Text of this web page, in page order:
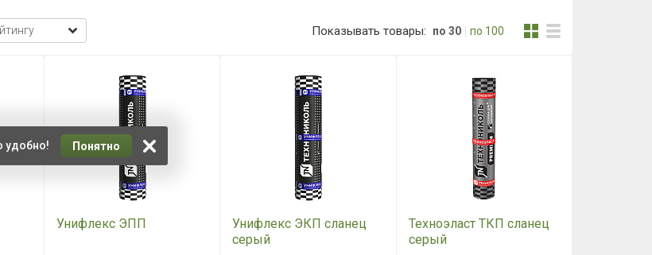
Показывать товары: по 30 по 100
Унифлекс ЭПП
Унифлекс ЭКП сланец
серый
Техноэласт ТКП сланец
серый
удобно! Понятно